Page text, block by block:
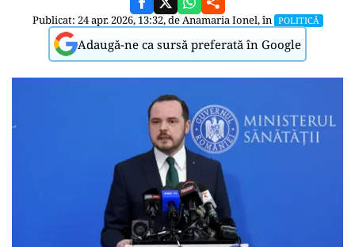
Publicat: 24 apr. 2026, 13:32, deAnamaria Ionel, în POLITICĂ
Adaugă-ne ca sursă preferată în Google